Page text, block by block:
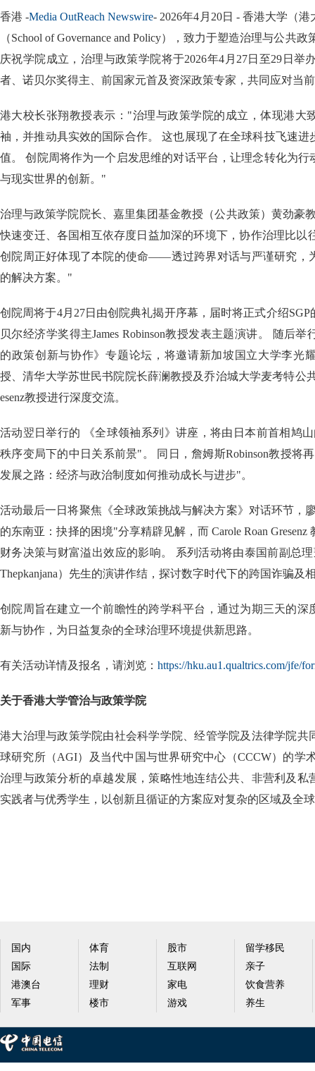
香港 -Media OutReach Newswire- 2026年4月20日 - 香港大学（
（School of Governance and Policy），致力于塑造治理与公共
庆祝学院成立，治理与政策学院将于2026年4月27日至29日举
者、诺贝尔奖得主、前国家元首及资深政策专家，共同应对当
港大校长张翔教授表示："治理与政策学院的成立，体现港大
袖，并推动具实效的国际合作。 这也展现了在全球科技飞速进
值。 创院周将作为一个启发思维的对话平台，让理念转化为行
与现实世界的创新。"
治理与政策学院院长、嘉里集团基金教授（公共政策）黄劲豪
快速变迁、各国相互依存度日益加深的环境下，协作治理比以
创院周正好体现了本院的使命——透过跨界对话与严谨研究，
的解决方案。"
创院周将于4月27日由创院典礼揭开序幕，届时将正式介绍
贝尔经济学奖得主James Robinson教授发表主题演讲。 随后
的政策创新与协作》专题论坛，将邀请新加坡国立大学李光
授、清华大学苏世民书院院长薛澜教授及乔治城大学麦考特公
esenz教授进行深度交流。
活动翌日举行的 《全球领袖系列》讲座，将由日本前首相鸠
秩序变局下的中日关系前景"。 同日，詹姆斯Robinson教授将
发展之路：经济与政治制度如何推动成长与进步"。
活动最后一日将聚焦《全球政策挑战与解决方案》对话环节，
的东南亚：抉择的困境"分享精辟见解，而 Carole Roan
财务决策与财富溢出效应的影响。 系列活动将由泰国前副总理
Thepkanjana）先生的演讲作结，探讨数字时代下的跨国诈骗及
创院周旨在建立一个前瞻性的跨学科平台，通过为期三天的深
新与协作，为日益复杂的全球治理环境提供新思路。
有关活动详情及报名，请浏览： https://hku.au1.qualtrics.com/jfe/
关于香港大学管治与政策学院
港大治理与政策学院由社会科学学院、经管学院及法律学院共
球研究所（AGI）及当代中国与世界研究中心（CCCW）的学
治理与政策分析的卓越发展，策略性地连结公共、非营利及私
实践者与优秀学生，以创新且循证的方案应对复杂的区域及全
国内
国际
港澳台
军事
体育
法制
理财
楼市
股市
互联网
家电
游戏
留学移民
亲子
饮食营养
养生